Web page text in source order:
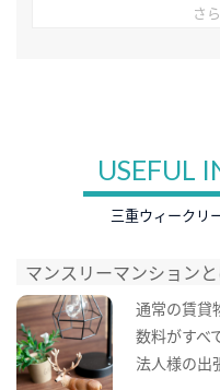
さ
USEFUL
三重ウィークリ
マンスリーマンションと
通常の賃貸
数料がすべ
法人様の出